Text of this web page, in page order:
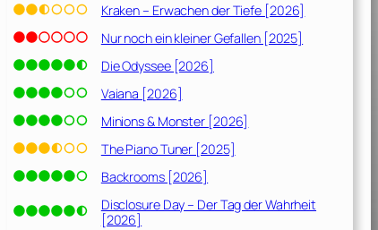
Kraken – Erwachen der Tiefe [2026]
Nur noch ein kleiner Gefallen [2025]
Die Odyssee [2026]
Vaiana [2026]
Minions & Monster [2026]
The Piano Tuner [2025]
Backrooms [2026]
Disclosure Day – Der Tag der Wahrheit
[2026]